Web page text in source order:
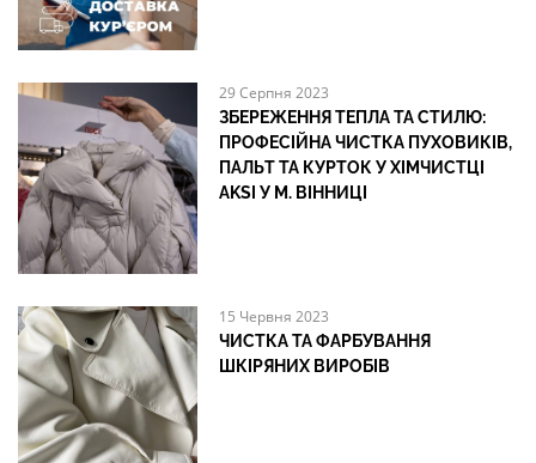
29 Серпня 2023
ЗБЕРЕЖЕННЯ ТЕПЛА ТА СТИЛЮ:
ПРОФЕСІЙНА ЧИСТКА ПУХОВИКІВ,
ПАЛЬТ ТА КУРТОК У ХІМЧИСТЦІ
AKSI У М. ВІННИЦІ
15 Червня 2023
ЧИСТКА ТА ФАРБУВАННЯ
ШКІРЯНИХ ВИРОБІВ